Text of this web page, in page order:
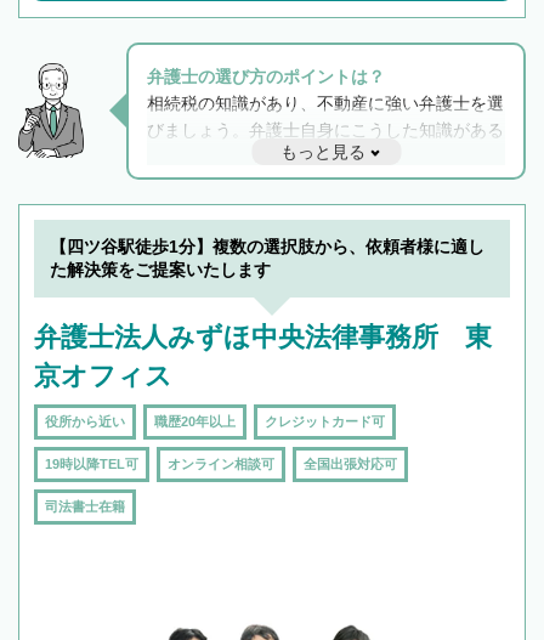
弁護士の選び方のポイントは？
相続税の知識があり、不動産に強い弁護士を選
びましょう。弁護士自身にこうした知識がある
と他士業との連携もスムーズに進み、トラブル
解決のみならず相続をトータルで任せることが
できます。また、相続は感情がからむ分野なの
でフィーリングも重要です。実際に電話や面談
で複数の弁護士と会話をしてウマが合う方に依
もっと見る
【四ツ谷駅徒歩1分】複数の選択肢から、依頼者様に適し
た解決策をご提案いたします
弁護士法人みずほ中央法律事務所 東
京オフィス
役所から近い 職歴20年以上 クレジットカード可
19時以降TEL可 オンライン相談可 全国出張対応可
司法書士在籍